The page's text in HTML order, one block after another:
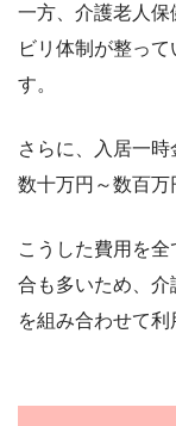
一方、介護老人
ビリ体制が整っ
す。
さらに、入居一
数十万円～数百万
こうした費用を
合も多いため、
を組み合わせて利